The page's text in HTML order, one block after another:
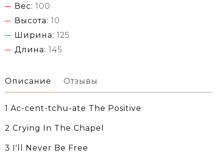
Вес: 100
Высота: 10
Ширина: 125
Длина: 145
Описание Отзывы
1 Ac-cent-tchu-ate The Positive
2 Crying In The Chapel
3 I'll Never Be Free